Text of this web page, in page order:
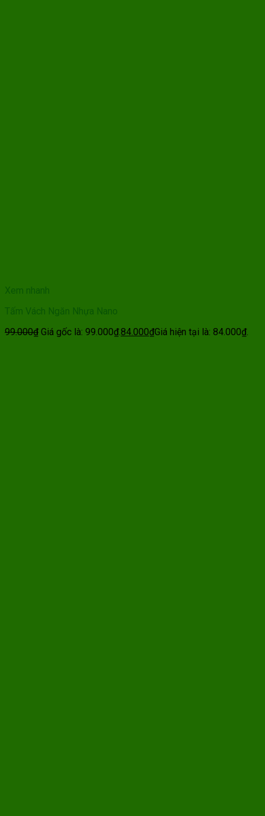
Xem nhanh
Tấm Vách Ngăn Nhựa Nano
99.000₫ Giá gốc là: 99.000₫.84.000₫Giá hiện tại là: 84.000₫.